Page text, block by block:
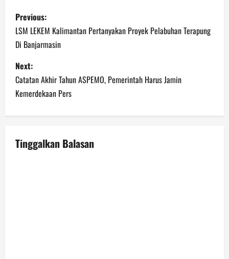
P
o
s
t
n
a
v
Previous:
LSM LEKEM Kalimantan Pertanyakan Proyek Pelabuhan Terapung
Di Banjarmasin
Next:
Catatan Akhir Tahun ASPEMO, Pemerintah Harus Jamin
Kemerdekaan Pers
Tinggalkan Balasan